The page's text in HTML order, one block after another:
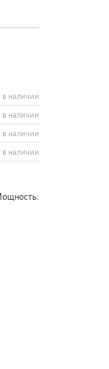
в наличии
в наличии
в наличии
в наличии
: